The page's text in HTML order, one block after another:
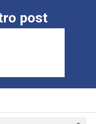
post